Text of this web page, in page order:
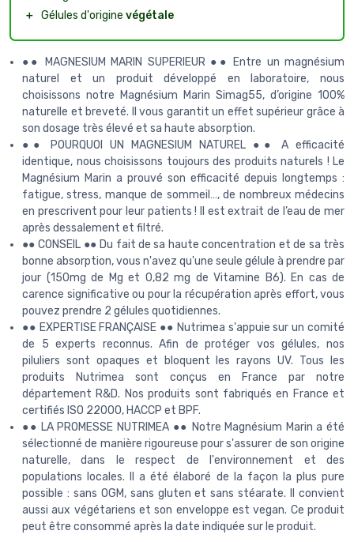
＋ Gélules d'origine végétale
●● MAGNESIUM MARIN SUPERIEUR ●● Entre un magnésium
naturel et un produit développé en laboratoire, nous
choisissons notre Magnésium Marin Simag55, d’origine 100%
naturelle et breveté. Il vous garantit un effet supérieur grâce à
son dosage très élevé et sa haute absorption.
●● POURQUOI UN MAGNESIUM NATUREL ●● A efficacité
identique, nous choisissons toujours des produits naturels ! Le
Magnésium Marin a prouvé son efficacité depuis longtemps :
fatigue, stress, manque de sommeil…, de nombreux médecins
en prescrivent pour leur patients ! Il est extrait de l’eau de mer
après dessalement et filtré.
●● CONSEIL ●● Du fait de sa haute concentration et de sa très
bonne absorption, vous n'avez qu'une seule gélule à prendre par
jour (150mg de Mg et 0,82 mg de Vitamine B6). En cas de
carence significative ou pour la récupération après effort, vous
pouvez prendre 2 gélules quotidiennes.
●● EXPERTISE FRANÇAISE ●● Nutrimea s'appuie sur un comité
de 5 experts reconnus. Afin de protéger vos gélules, nos
piluliers sont opaques et bloquent les rayons UV. Tous les
produits Nutrimea sont conçus en France par notre
département R&D. Nos produits sont fabriqués en France et
certifiés ISO 22000, HACCP et BPF.
●● LA PROMESSE NUTRIMEA ●● Notre Magnésium Marin a été
sélectionné de manière rigoureuse pour s'assurer de son origine
naturelle, dans le respect de l'environnement et des
populations locales. Il a été élaboré de la façon la plus pure
possible : sans OGM, sans gluten et sans stéarate. Il convient
aussi aux végétariens et son enveloppe est vegan. Ce produit
peut être consommé après la date indiquée sur le produit.